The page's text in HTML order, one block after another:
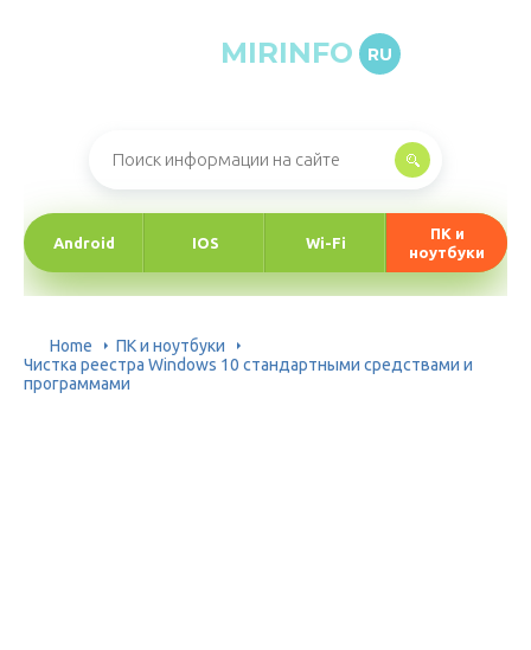
MIRINFO RU
Android IOS Wi-Fi
ПК и
ноутбуки
Home
ПК и ноутбуки
Чистка реестра Windows 10 стандартными средствами и
программами